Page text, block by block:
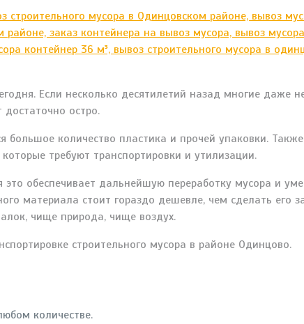
Если несколько десятилетий назад многие даже
остро.
большое количество пластика и прочей упаковки.
требуют транспортировки и утилизации.
обеспечивает дальнейшую переработку мусора и
материала стоит гораздо дешевле, чем сделать его
чище природа, чище воздух.
строительного мусора в районе Одинцово.
количестве.